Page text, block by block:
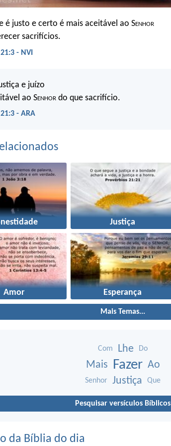
é justo e certo é mais aceitável ao Senhor
sacrifícios.
- NVI
e juízo
ao Senhor do que sacrifício.
- ARA
Justiça
Amor Esperança
Mais Temas...
Com Lhe Do
Mais Fazer Ao
Senhor Justiça Que
Pesquisar versículos Bíblicos
da Bíblia do dia